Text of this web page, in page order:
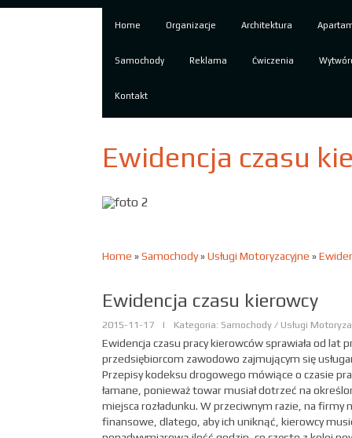
Home Organizacje Architektura
Samochody Reklama Ćwiczenia
Kontakt
Ewidencja czasu
Home »Samochody»Usługi Motoryzacyjne »
Ewidencja czasu kierowcy
2015-11-17 | Kategoria: Samochody / Usługi
Ewidencja czasu pracy kierowców sprawiała od lat
przedsiębiorcom zawodowo zajmującym się
Przepisy kodeksu drogowego mówiące o czasie
łamane, ponieważ towar musiał dotrzeć na
miejsca rozładunku. W przeciwnym razie, na firmy
finansowe, dlatego, aby ich uniknąć, kierowcy